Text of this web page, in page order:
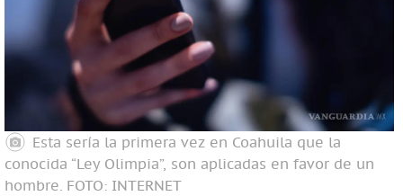
Esta sería la primera vez en Coahuila que la
conocida “Ley Olimpia”, son aplicadas en favor de un
hombre. FOTO: INTERNET